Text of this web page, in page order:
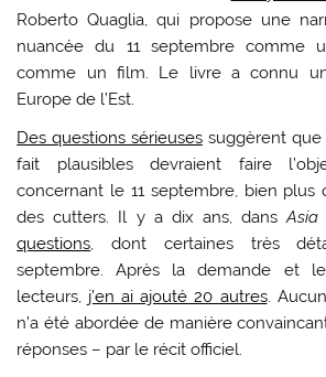
Roberto Quaglia, qui propose une
nuancée du 11 septembre comme
comme un film. Le livre a connu
Europe de l’Est.
Des questions sérieusessuggèrent que
fait plausibles devraient faire
concernant le 11 septembre, bien plus
des cutters. Il y a dix ans, dansAsia
questions, dont certaines très
septembre. Après la demande et
lecteurs, j’en ai ajouté 20 autres.
n’a été abordée de manière
réponses – par le récit officiel.